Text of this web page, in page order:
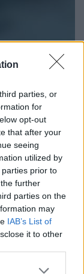
parties, or
for
opt-out
that after your
seeing
utilized by
prior to
further
parties on the
may
IAB’s List of
it to other
more Google
και ο
να
αγγίζει
ώρα, ενώ
. Τα
έφτασε στο
είτε από
- όπως